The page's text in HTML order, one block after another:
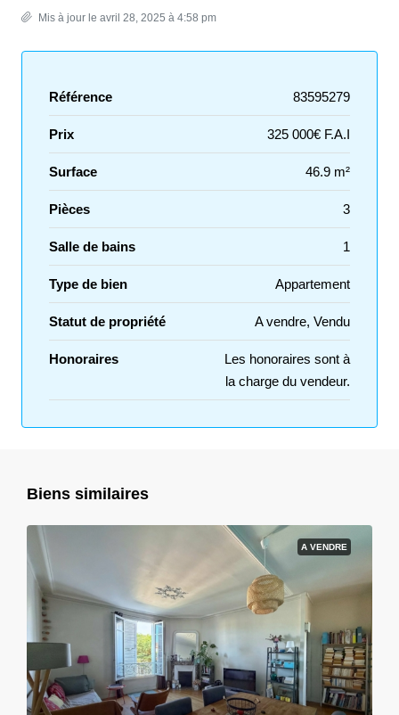
Mis à jour le avril 28, 2025 à 4:58 pm
Référence 83595279
Prix 325 000€ F.A.I
Surface 46.9 m²
Pièces 3
Salle de bains 1
Type de bien Appartement
Statut de propriété A vendre, Vendu
Honoraires
Les honoraires sont à
la charge du vendeur.
Biens similaires
A VENDRE